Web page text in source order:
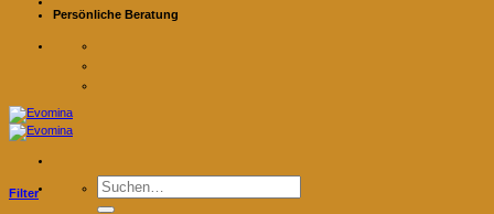
Persönliche Beratung
Suchen
nach:
Filter